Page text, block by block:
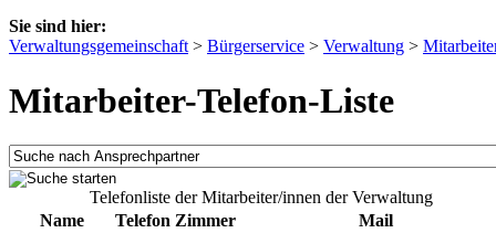
Sie sind hier:
Verwaltungsgemeinschaft > Bürgerservice > Verwaltung >
Mitarbeiter-Telefon-Liste
Telefonliste der Mitarbeiter/innen der Verwaltung
Name
Telefon Zimmer
Mail